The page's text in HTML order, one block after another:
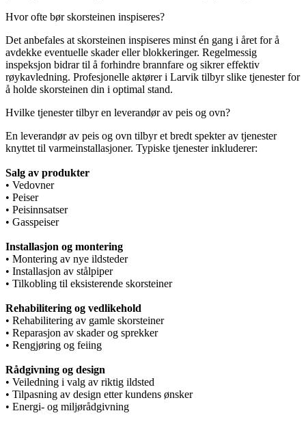
Hvor ofte bør skorsteinen inspiseres?
Det anbefales at skorsteinen inspiseres minst én gang i året for å
avdekke eventuelle skader eller blokkeringer. Regelmessig
inspeksjon bidrar til å forhindre brannfare og sikrer effektiv
røykavledning. Profesjonelle aktører i Larvik tilbyr slike tjenester for
å holde skorsteinen din i optimal stand.
Hvilke tjenester tilbyr en leverandør av peis og ovn?
En leverandør av peis og ovn tilbyr et bredt spekter av tjenester
knyttet til varmeinstallasjoner. Typiske tjenester inkluderer:
Salg av produkter
• Vedovner
• Peiser
• Peisinnsatser
• Gasspeiser
Installasjon og montering
• Montering av nye ildsteder
• Installasjon av stålpiper
• Tilkobling til eksisterende skorsteiner
Rehabilitering og vedlikehold
• Rehabilitering av gamle skorsteiner
• Reparasjon av skader og sprekker
• Rengjøring og feiing
Rådgivning og design
• Veiledning i valg av riktig ildsted
• Tilpasning av design etter kundens ønsker
• Energi- og miljørådgivning